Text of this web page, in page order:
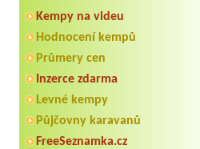
Kempy na videu
Hodnocení kempů
Průmery cen
Inzerce zdarma
Levné kempy
Půjčovny karavanů
FreeSeznamka.cz
Aneta Melicharová
Byli jsme zde v týdnu od 25.7. do 1.8.
2026. Kemp jako takový je pěkný. V
umývárně i na WC bylo vždy čisto,